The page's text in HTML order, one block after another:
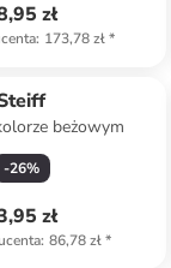
zł
: 173,78 zł*
beżowym
-26%
zł
: 86,78 zł*